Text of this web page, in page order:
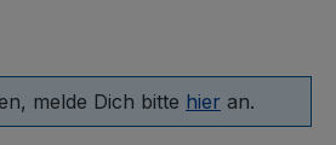
melde Dich bitte hier an.